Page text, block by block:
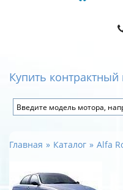
Купить
Главная Каталог Alfa